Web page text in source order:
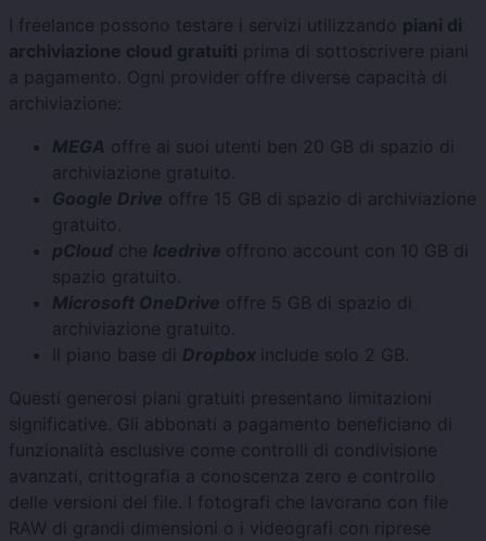
I freelance possono testare i servizi utilizzando piani di
archiviazione cloud gratuiti prima di sottoscrivere piani
a pagamento. Ogni provider offre diverse capacità di
archiviazione:
MEGA offre ai suoi utenti ben 20 GB di spazio di
archiviazione gratuito.
Google Drive offre 15 GB di spazio di archiviazione
gratuito.
pCloud che Icedrive offrono account con 10 GB di
spazio gratuito.
Microsoft OneDrive offre 5 GB di spazio di
archiviazione gratuito.
Il piano base di Dropbox include solo 2 GB.
Questi generosi piani gratuiti presentano limitazioni
significative. Gli abbonati a pagamento beneficiano di
funzionalità esclusive come controlli di condivisione
avanzati, crittografia a conoscenza zero e controllo
delle versioni dei file. I fotografi che lavorano con file
RAW di grandi dimensioni o i videografi con riprese